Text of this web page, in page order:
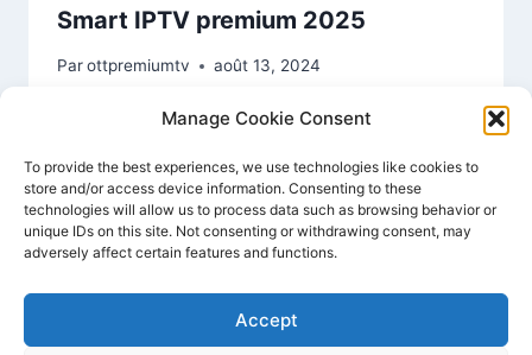
Manage Cookie Consent
To provide the best experiences, we use technologies like cookies to
store and/or access device information. Consenting to these
technologies will allow us to process data such as browsing behavior or
unique IDs on this site. Not consenting or withdrawing consent, may
adversely affect certain features and functions.
Accept
Smart IPTV premium 2025
Parottpremiumtv août 13, 2024